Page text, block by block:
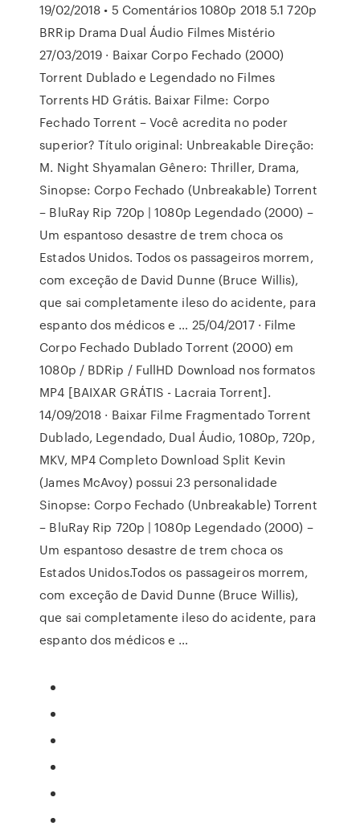
19/02/2018 • 5 Comentários 1080p 2018 5.1 720p
BRRip Drama Dual Áudio Filmes Mistério
27/03/2019 · Baixar Corpo Fechado (2000)
Torrent Dublado e Legendado no Filmes
Torrents HD Grátis. Baixar Filme: Corpo
Fechado Torrent – Você acredita no poder
superior? Título original: Unbreakable Direção:
M. Night Shyamalan Gênero: Thriller, Drama,
Sinopse: Corpo Fechado (Unbreakable) Torrent
– BluRay Rip 720p | 1080p Legendado (2000) –
Um espantoso desastre de trem choca os
Estados Unidos. Todos os passageiros morrem,
com exceção de David Dunne (Bruce Willis),
que sai completamente ileso do acidente, para
espanto dos médicos e … 25/04/2017 · Filme
Corpo Fechado Dublado Torrent (2000) em
1080p / BDRip / FullHD Download nos formatos
MP4 [BAIXAR GRÁTIS - Lacraia Torrent].
14/09/2018 · Baixar Filme Fragmentado Torrent
Dublado, Legendado, Dual Áudio, 1080p, 720p,
MKV, MP4 Completo Download Split Kevin
(James McAvoy) possui 23 personalidade
Sinopse: Corpo Fechado (Unbreakable) Torrent
– BluRay Rip 720p | 1080p Legendado (2000) –
Um espantoso desastre de trem choca os
Estados Unidos.Todos os passageiros morrem,
com exceção de David Dunne (Bruce Willis),
que sai completamente ileso do acidente, para
espanto dos médicos e …